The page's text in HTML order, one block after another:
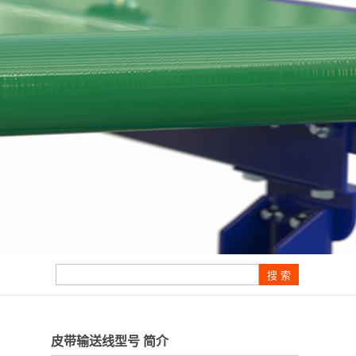
皮带输送线型号 简介